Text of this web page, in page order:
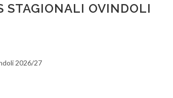
STAGIONALI OVINDOLI
2026/27